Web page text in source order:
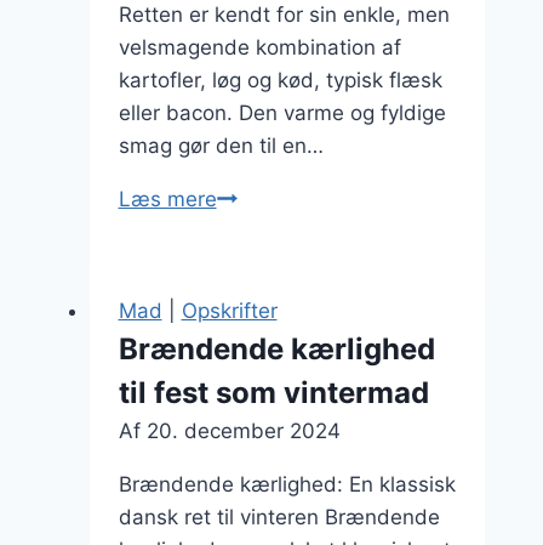
Retten er kendt for sin enkle, men
velsmagende kombination af
kartofler, løg og kød, typisk flæsk
eller bacon. Den varme og fyldige
smag gør den til en…
Læs mereBrændende
perfekt
til
brunch
Mad Opskrifter
Brændende kærlighed
til fest som vintermad
Af 20. december 2024
Brændende kærlighed: En klassisk
dansk ret til vinteren Brændende